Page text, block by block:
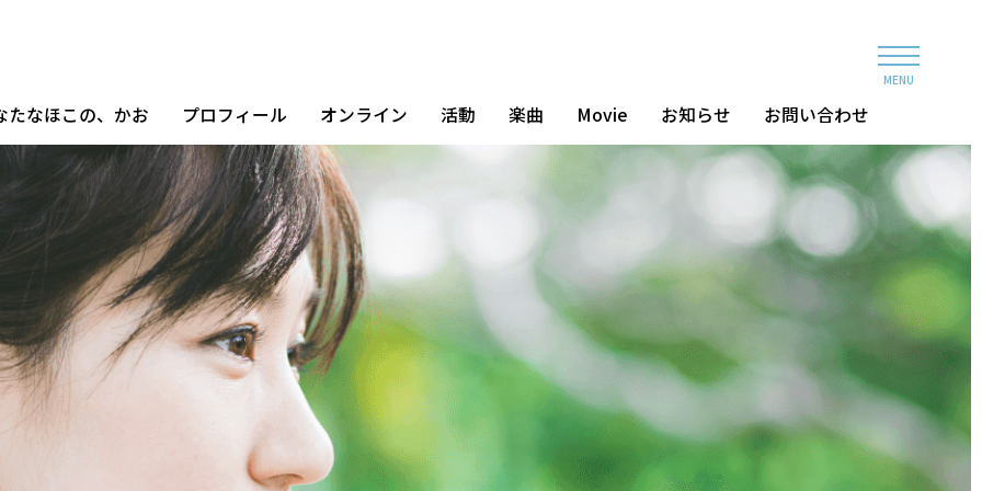
たなほこの、かお プロフィール オンライン 活動 楽曲 Movie お知らせ お問い合わせ
MENU